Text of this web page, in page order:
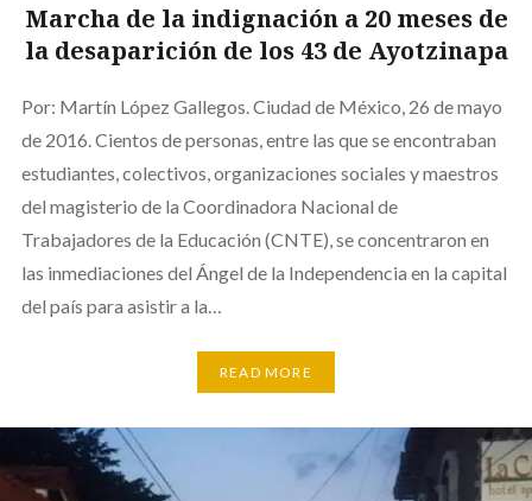
Marcha de la indignación a 20 meses de
la desaparición de los 43 de Ayotzinapa
Por: Martín López Gallegos. Ciudad de México, 26 de mayo
de 2016. Cientos de personas, entre las que se encontraban
estudiantes, colectivos, organizaciones sociales y maestros
del magisterio de la Coordinadora Nacional de
Trabajadores de la Educación (CNTE), se concentraron en
las inmediaciones del Ángel de la Independencia en la capital
del país para asistir a la…
READ MORE